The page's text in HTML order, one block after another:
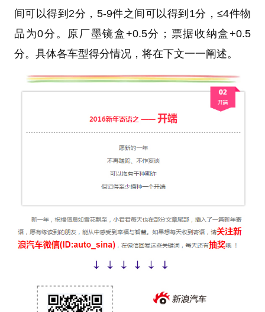
间可以得到2分，5-9件之间可以得到1分，≤4件物
品为0分。原厂墨镜盒+0.5分；票据收纳盒+0.5
分。具体各车型得分情况，将在下文一一阐述。